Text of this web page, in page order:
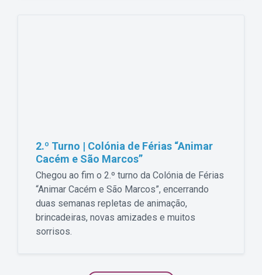
2.º Turno | Colónia de Férias “Animar
Cacém e São Marcos”
Chegou ao fim o 2.º turno da Colónia de Férias
“Animar Cacém e São Marcos”, encerrando
duas semanas repletas de animação,
brincadeiras, novas amizades e muitos
sorrisos.